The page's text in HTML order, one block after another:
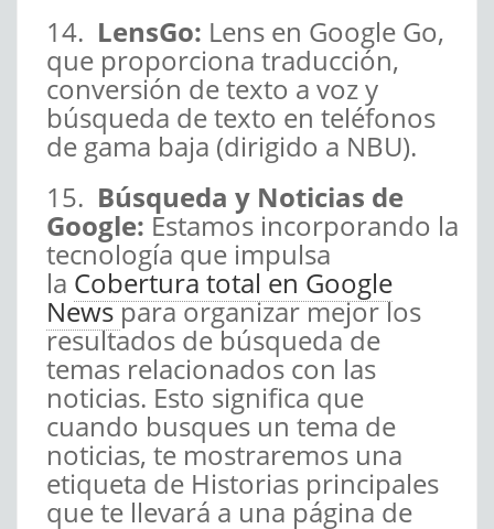
14. LensGo: Lens en Google Go,
que proporciona traducción,
conversión de texto a voz y
búsqueda de texto en teléfonos
de gama baja (dirigido a NBU).
15. Búsqueda y Noticias de
Google: Estamos incorporando la
tecnología que impulsa
la Cobertura total en Google
Newspara organizar mejor los
resultados de búsqueda de
temas relacionados con las
noticias. Esto significa que
cuando busques un tema de
noticias, te mostraremos una
etiqueta de Historias principales
que te llevará a una página de